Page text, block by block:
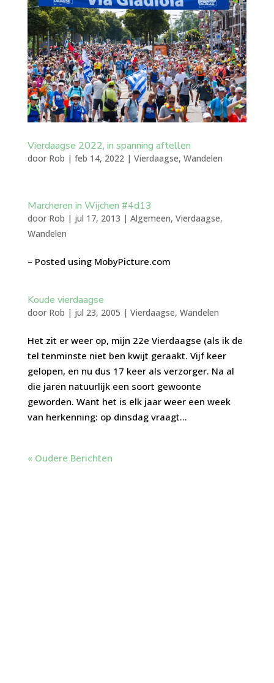
Vierdaagse 2022, in spanning aftellen
door Rob | feb 14, 2022| Vierdaagse, Wandelen
Marcheren in Wijchen #4d13
door Rob | jul 17, 2013 | Algemeen, Vierdaagse,
Wandelen
– Posted using MobyPicture.com
Koude vierdaagse
door Rob | jul 23, 2005 | Vierdaagse, Wandelen
Het zit er weer op, mijn 22e Vierdaagse (als ik de
tel tenminste niet ben kwijt geraakt. Vijf keer
gelopen, en nu dus 17 keer als verzorger. Na al
die jaren natuurlijk een soort gewoonte
geworden. Want het is elk jaar weer een week
van herkenning: op dinsdag vraagt...
« Oudere Berichten